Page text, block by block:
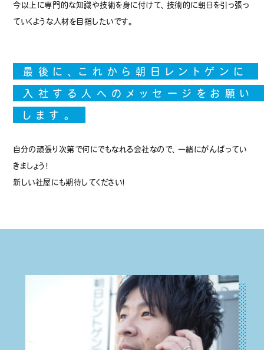
今以上に専門的な知識や技術を身に付けて、技術的に朝日を引っ張っ
ていくような人材を目指したいです。
最後に、これから朝日レントゲンに
入社する人へのメッセージをお願い
します。
自分の頑張り次第で何にでもなれる会社なので、一緒にがんばってい
きましょう！
新しい社屋にも期待してください！